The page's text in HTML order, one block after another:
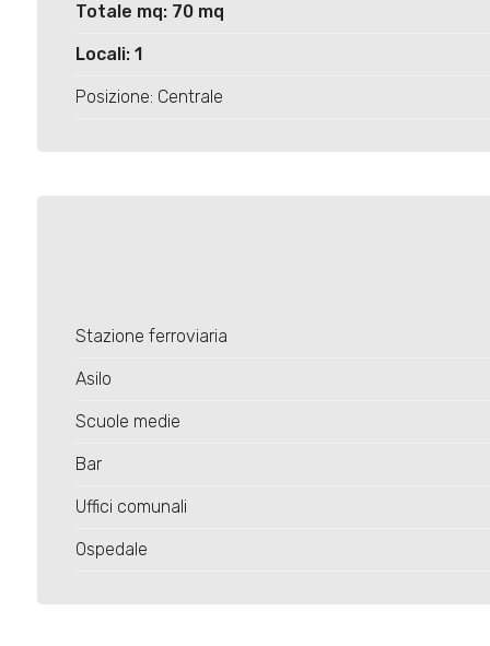
Totale mq: 70 mq
Locali: 1
Posizione: Centrale
Stazione ferroviaria
Asilo
Scuole medie
Bar
Uffici comunali
Ospedale